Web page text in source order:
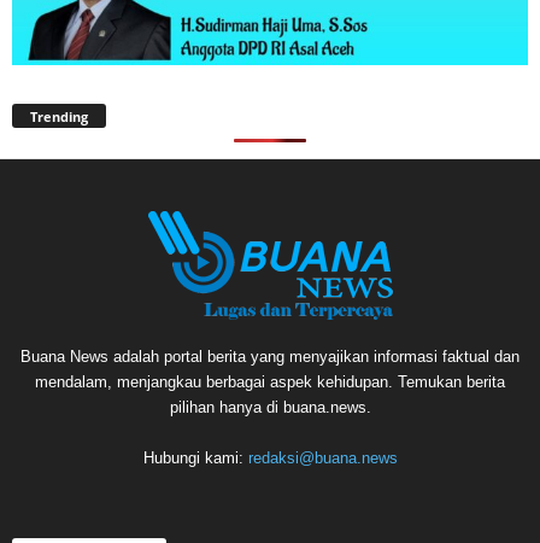
Trending
Buana News adalah portal berita yang menyajikan informasi faktual dan
mendalam, menjangkau berbagai aspek kehidupan. Temukan berita
pilihan hanya di buana.news.
Hubungi kami: redaksi@buana.news